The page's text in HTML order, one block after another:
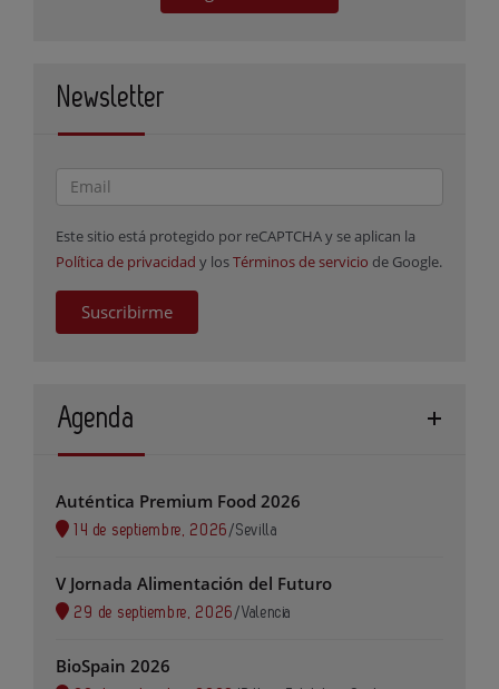
Newsletter
Este sitio está protegido por reCAPTCHA y se aplican la
Política de privacidad y losTérminos de servicio de Google.
Suscribirme
Agenda
Auténtica Premium Food 2026
14 de septiembre, 2026 /Sevilla
V Jornada Alimentación del Futuro
29 de septiembre, 2026 /Valencia
BioSpain 2026